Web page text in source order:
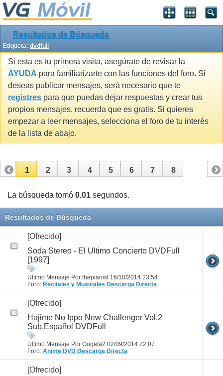
Resultados de Búsqueda
Etiqueta: dvdfull
Si esta es tu primera visita, asegúrate de revisar la
AYUDA para familiarizarte con las funciones del foro. Si
deseas publicar mensajes, será necesario que te
registres para que puedas dejar respuestas y crear tus
propios mensajes, recuerda que es gratis. Si quieres
empezar a leer mensajes, selecciona el foro de tu interés
de la lista de abajo.
1 2 3 4 5 6 7 8
La búsqueda tomó 0.01 segundos.
Resultados de Búsqueda
[Ofrecido]
Soda Stereo - El Ultimo Concierto DVDFull
[1997]
Último Mensaje Por thepianist 16/10/2014 23:54
Foro: Recitales y Musicales Descarga Directa
[Ofrecido]
Hajime No Ippo New Challenger Vol.2
Sub.Español DVDFull
Último Mensaje Por Gogeta2 02/09/2014 22:07
Foro: Anime DVD Descarga Directa
[Ofrecido]